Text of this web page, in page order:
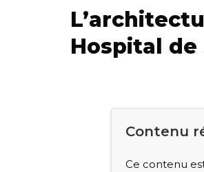
novembre
2022
Hospital de
Contenu
Ce contenu